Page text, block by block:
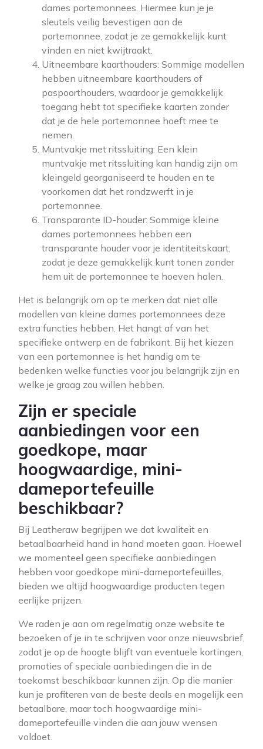
dames portemonnees. Hiermee kun je je
sleutels veilig bevestigen aan de
portemonnee, zodat je ze gemakkelijk kunt
vinden en niet kwijtraakt.
Uitneembare kaarthouders: Sommige modellen
hebben uitneembare kaarthouders of
paspoorthouders, waardoor je gemakkelijk
toegang hebt tot specifieke kaarten zonder
dat je de hele portemonnee hoeft mee te
nemen.
Muntvakje met ritssluiting: Een klein
muntvakje met ritssluiting kan handig zijn om
kleingeld georganiseerd te houden en te
voorkomen dat het rondzwerft in je
portemonnee.
Transparante ID-houder: Sommige kleine
dames portemonnees hebben een
transparante houder voor je identiteitskaart,
zodat je deze gemakkelijk kunt tonen zonder
hem uit de portemonnee te hoeven halen.
Het is belangrijk om op te merken dat niet alle
modellen van kleine dames portemonnees deze
extra functies hebben. Het hangt af van het
specifieke ontwerp en de fabrikant. Bij het kiezen
van een portemonnee is het handig om te
bedenken welke functies voor jou belangrijk zijn en
welke je graag zou willen hebben.
Zijn er speciale
aanbiedingen voor een
goedkope, maar
hoogwaardige, mini-
dameportefeuille
beschikbaar?
Bij Leatheraw begrijpen we dat kwaliteit en
betaalbaarheid hand in hand moeten gaan. Hoewel
we momenteel geen specifieke aanbiedingen
hebben voor goedkope mini-dameportefeuilles,
bieden we altijd hoogwaardige producten tegen
eerlijke prijzen.
We raden je aan om regelmatig onze website te
bezoeken of je in te schrijven voor onze nieuwsbrief,
zodat je op de hoogte blijft van eventuele kortingen,
promoties of speciale aanbiedingen die in de
toekomst beschikbaar kunnen zijn. Op die manier
kun je profiteren van de beste deals en mogelijk een
betaalbare, maar toch hoogwaardige mini-
dameportefeuille vinden die aan jouw wensen
voldoet.